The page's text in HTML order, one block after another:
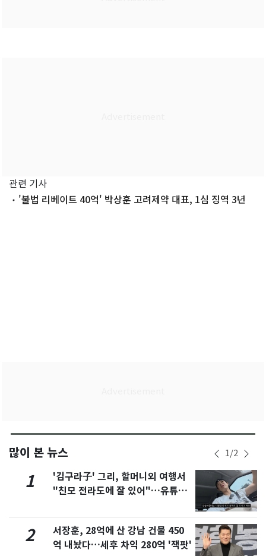
관련 기사
'불법 리베이트 40억' 박상훈 고려제약 대표, 1심 징역 3년
많이 본 뉴스 1/2
1
'김구라子' 그리, 할머니외 여행서
"친모 전라도에 잘 있어"…유튜브
2
서장훈, 28억에 산 강남 건물 450
억 내놨다…세후 차익 280억 '잭팟'